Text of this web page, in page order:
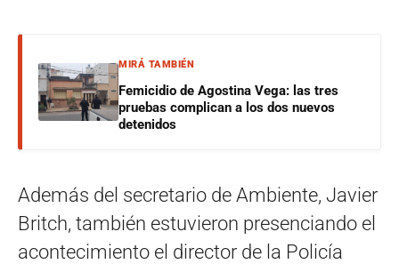
MIRÁ TAMBIÉN
Femicidio de Agostina Vega: las tres
pruebas complican a los dos nuevos
detenidos
Además del secretario de Ambiente, Javier
Britch, también estuvieron presenciando el
acontecimiento el director de la Policía